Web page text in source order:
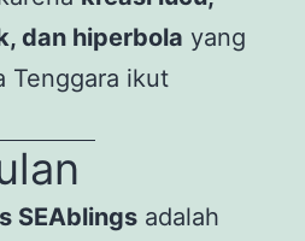
dan hiperbola yang
Tenggara ikut
SEAblings adalah